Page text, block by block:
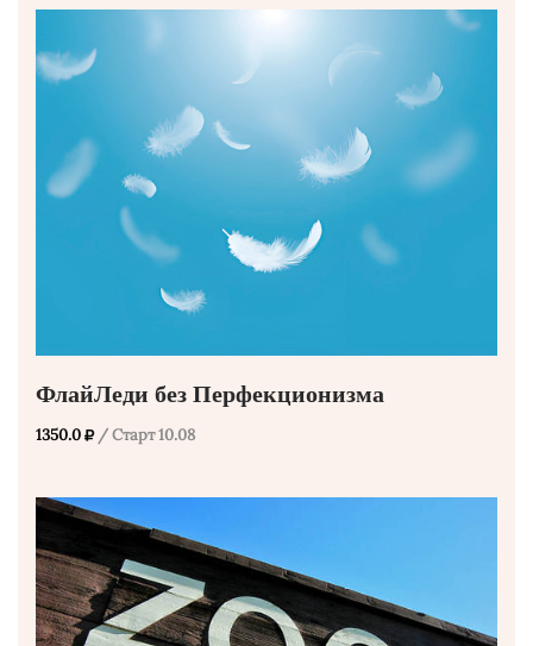
ФлайЛеди без Перфекционизма
1350.0 / Старт 10.08